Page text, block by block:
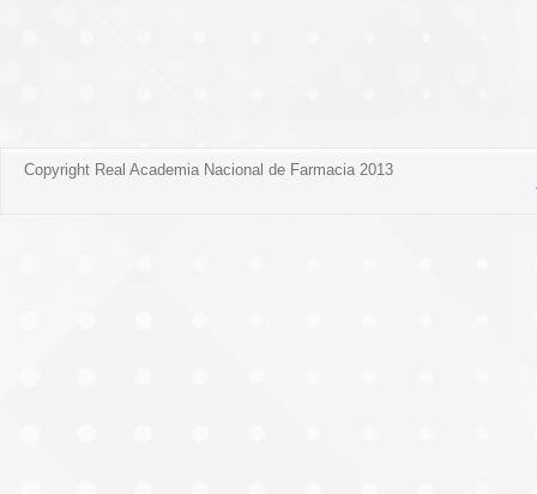
Copyright Real Academia Nacional de Farmacia 2013